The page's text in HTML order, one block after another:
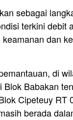
sebagai
terkini debit
dan
di
Blok Babakan
Cipeteuy RT
berada